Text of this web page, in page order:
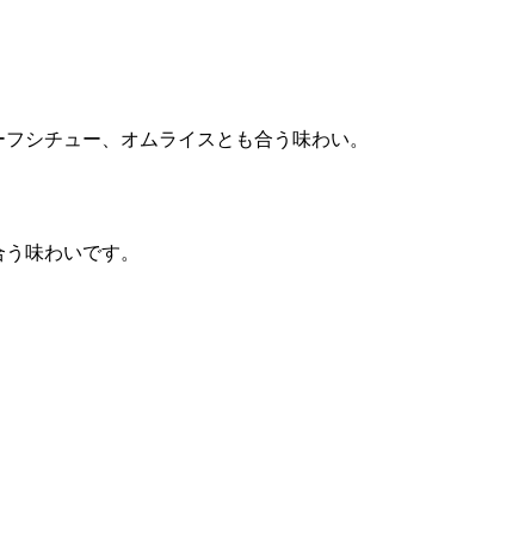
シチュー、オムライスとも合う味わい。
味わいです。